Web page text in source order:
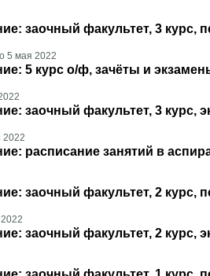
заочный факультет, 3 курс,
5 мая 2022
5 курс о/ф, зачёты и
заочный факультет, 3 курс,
2022
расписание занятий в
заочный факультет, 2 курс,
заочный факультет, 2 курс,